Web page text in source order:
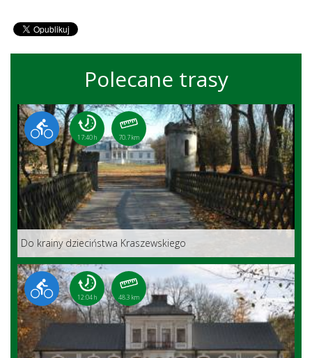
Polecane trasy
17:40 h 70.7 km
Do krainy dzieciństwa Kraszewskiego
12:04 h 48.3 km